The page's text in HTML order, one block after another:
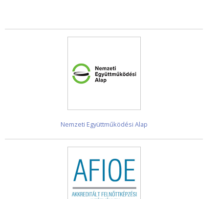
Nemzeti Együttműködési Alap